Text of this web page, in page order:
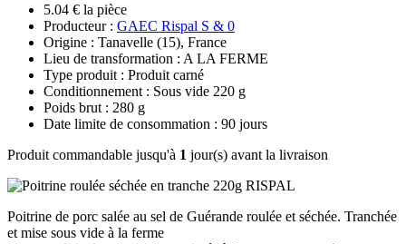
5.04 € la pièce
Producteur : GAEC Rispal S & 0
Origine : Tanavelle (15), France
Lieu de transformation : A LA FERME
Type produit : Produit carné
Conditionnement : Sous vide 220 g
Poids brut : 280 g
Date limite de consommation : 90 jours
Produit commandable jusqu'à 1 jour(s) avant la livraison
Poitrine de porc salée au sel de Guérande roulée et séchée. Tranchée
et mise sous vide à la ferme